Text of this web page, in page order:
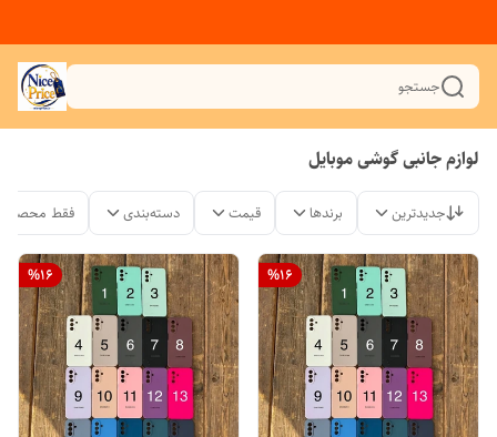
جستجو
لوازم جانبی گوشی موبایل
جدیدترین برندها قیمت دسته‌بندی فقط
%16
%16